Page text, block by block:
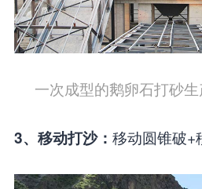
一次成型的鹅卵石打砂
3、移动打沙： 移动圆锥破+